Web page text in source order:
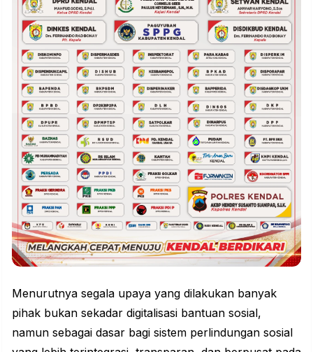
Menurutnya segala upaya yang dilakukan banyak
pihak bukan sekadar digitalisasi bantuan sosial,
namun sebagai dasar bagi sistem perlindungan sosial